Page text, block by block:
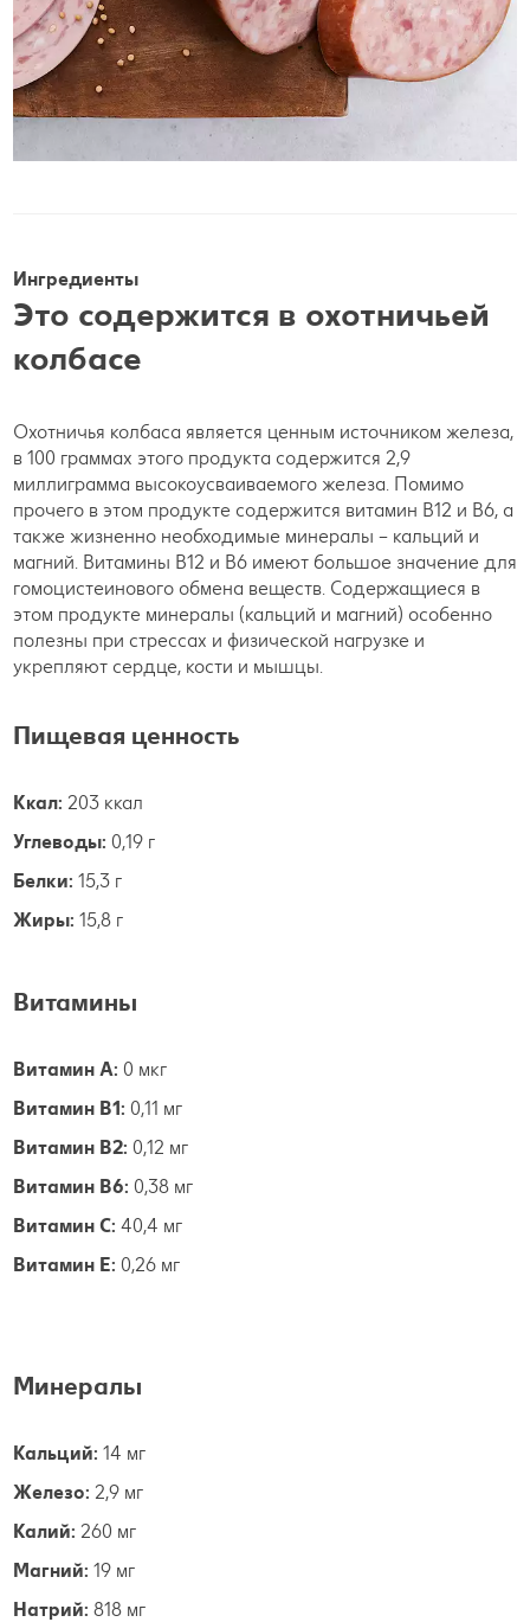
Ингредиенты
Это содержится в охотничьей
колбасе
Охотничья колбаса является ценным источником железа,
в 100 граммах этого продукта содержится 2,9
миллиграмма высокоусваиваемого железа. Помимо
прочего в этом продукте содержится витамин B12 и B6, а
также жизненно необходимые минералы – кальций и
магний. Витамины B12 и B6 имеют большое значение для
гомоцистеинового обмена веществ. Содержащиеся в
этом продукте минералы (кальций и магний) особенно
полезны при стрессах и физической нагрузке и
укрепляют сердце, кости и мышцы.
Пищевая ценность
Ккал: 203 ккал
Углеводы: 0,19 г
Белки: 15,3 г
Жиры: 15,8 г
Витамины
Витамин А: 0 мкг
Витамин B1: 0,11 мг
Витамин B2: 0,12 мг
Витамин B6: 0,38 мг
Витамин С: 40,4 мг
Витамин E: 0,26 мг
Минералы
Кальций: 14 мг
Железо: 2,9 мг
Калий: 260 мг
Магний: 19 мг
Натрий: 818 мг